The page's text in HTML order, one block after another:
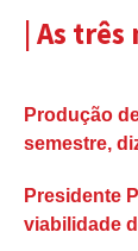
| As
Produção
semestre,
Presidente
viabilidade